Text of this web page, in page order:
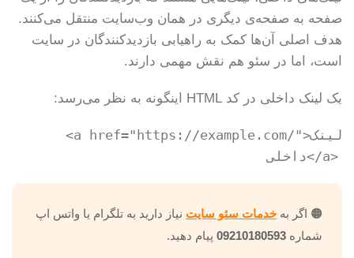
صفحه به صفحه‌ی دیگری در همان وب‌سایت منتقل می‌کنند.
هدف اصلی آن‌ها کمک به راهیابی بازدیدکنندگان در سایت
است، اما در سئو هم نقش مهمی دارند.
یک لینک داخلی در کد HTML اینگونه به نظر می‌رسد:
<a href="https://example.com/">لینک
داخلی</a>
🟠 اگر به خدمات سئو سایت نیاز دارید به تلگرام یا واتس اپ
شماره 09210180593 پیام دهید.